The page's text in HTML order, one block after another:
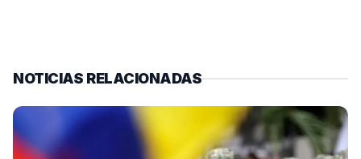
NOTICIAS RELACIONADAS